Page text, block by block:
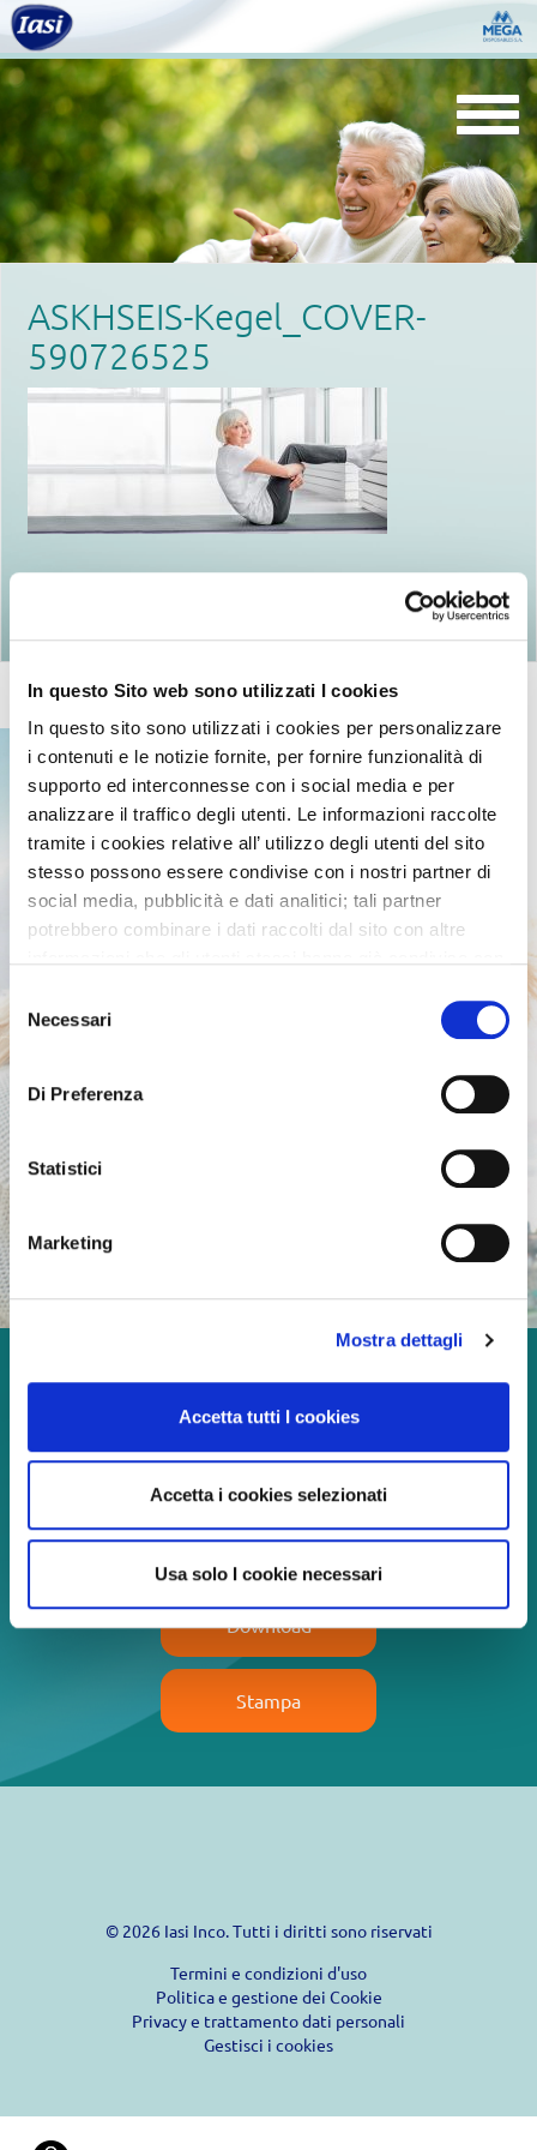
In questo Sito web sono utilizzati I cookies
In questo sito sono utilizzati i cookies per personalizzare
i contenuti e le notizie fornite, per fornire funzionalità di
supporto ed interconnesse con i social media e per
analizzare il traffico degli utenti. Le informazioni raccolte
tramite i cookies relative all’ utilizzo degli utenti del sito
stesso possono essere condivise con i nostri partner di
social media, pubblicità e dati analitici; tali partner
potrebbero combinare i dati raccolti dal sito con altre
utilizzato uno o più dei loro servizi.
del
consenso
Necessari
Di Preferenza
Statistici
Marketing
Mostra dettagli
Accetta tutti I cookies
Accetta i cookies selezionati
Usa solo I cookie necessari
ASKHSEIS-Kegel_COVER-
590726525
Godetevi ogni momento
della vita!
Continua a leggere
Download
Stampa
© 2026 Iasi Inco. Tutti i diritti sono riservati
Termini e condizioni d'uso
Politica e gestione dei Cookie
Privacy e trattamento dati personali
Gestisci i cookies